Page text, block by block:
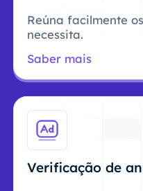
Reúna facilmente
necessita.
Saber mais
Verificação de